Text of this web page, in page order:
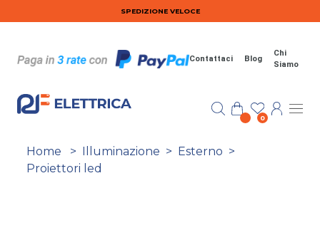
Salta al contenuto principaleSPEDIZIONE VELOCE
Contattaci Blog
Chi
Siamo
0
Home > Illuminazione > Esterno >
Proiettori led